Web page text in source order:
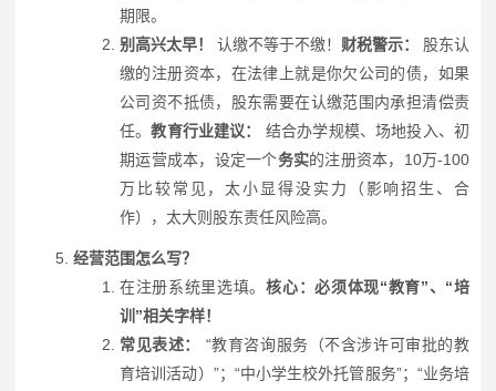
期限。
别高兴太早！
认缴不等于不缴！ 财税警示：
股东认
缴的注册资本，在法律上就是你欠公司的债，如果
公司资不抵债，股东需要在认缴范围内承担清偿责
任。教育行业建议：
结合办学规模、场地投入、初
期运营成本，设定一个务实的注册资本，10万-100
万比较常见，太小显得没实力（影响招生、合
作），太大则股东责任风险高。
经营范围怎么写？
在注册系统里选填。核心：必须体现“教育”、“培
训”相关字样！
常见表述：
“教育咨询服务（不含涉许可审批的教
育培训活动）”；“中小学生校外托管服务”；“业务培